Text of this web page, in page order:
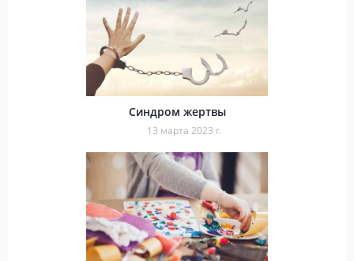
Синдром жертвы
13 марта 2023 г.